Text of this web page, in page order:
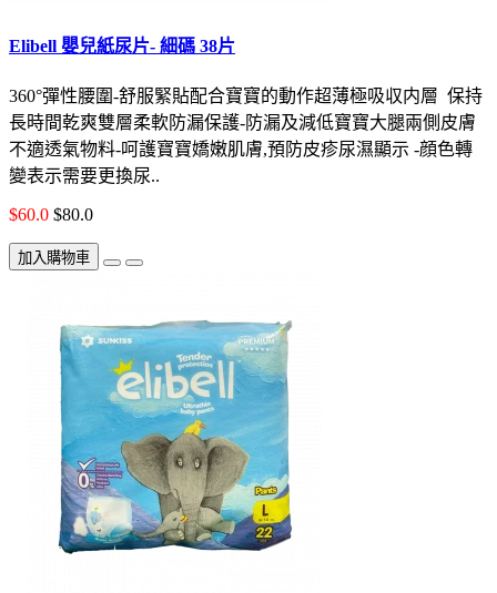
Elibell 嬰兒紙尿片- 細碼 38片
360°彈性腰圍-舒服緊貼配合寶寶的動作超薄極吸収内層 保持
長時間乾爽雙層柔軟防漏保護-防漏及減低寶寶大腿兩側皮膚
不適透氣物料-呵護寶寶嬌嫩肌膚,預防皮疹尿濕顯示 -顔色轉
變表示需要更換尿..
$60.0 $80.0
加入購物車